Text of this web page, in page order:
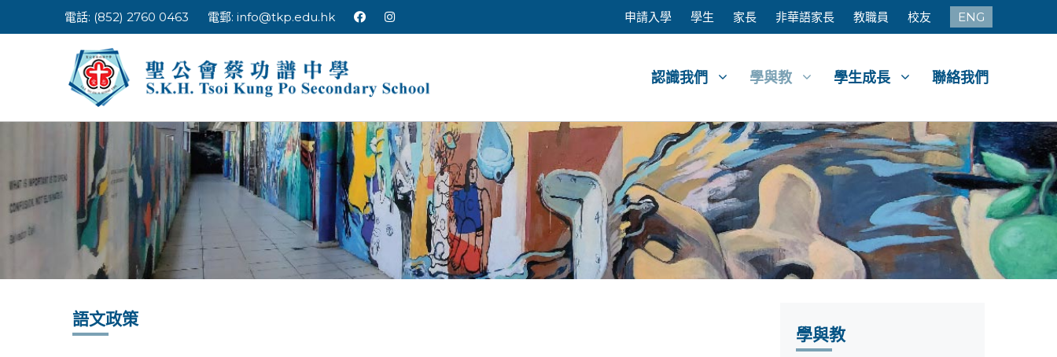
to
電話: (852) 2760 0463 電郵: info@tkp.edu.hk 申請入學 學生 家長 非華語家長 教職員 校友 ENG
認識我們 學與教 學生成長 聯絡我們
語文政策
學與教